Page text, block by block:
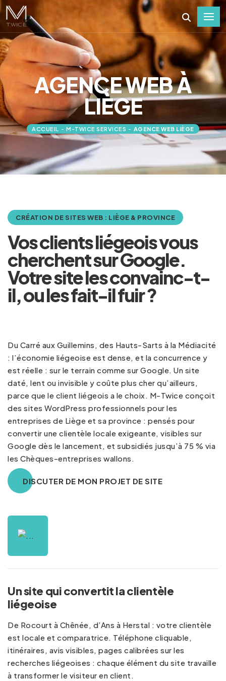
AGENCE WEB À
LIÈGE
ACCUEIL - M-TWICE SERVICES - AGENCE WEB LIÈGE
CRÉATION DE SITES WEB : LIÈGE & PROVINCE
Vos clients liégeois vous
cherchent sur Google.
Votre site les convainc-t-
il, ou les fait-il fuir ?
Du Carré aux Guillemins, des Hauts-Sarts à la Médiacité
: l’économie liégeoise est dense, et la concurrence y
est réelle : sur le terrain comme sur Google. Un site
daté, lent ou invisible y coûte plus cher qu’ailleurs,
parce que le client liégeois a le choix. M-Twice conçoit
des sites WordPress professionnels pour les
entreprises de Liège et sa province : pensés pour
convertir une clientèle locale exigeante, visibles sur
Google dès le lancement, et subsidiés jusqu’à 75 % via
les Chèques-entreprises wallons.
DISCUTER DE MON PROJET DE SITE
Un site qui convertit la clientèle
liégeoise
De Rocourt à Chênée, d’Ans à Herstal : votre clientèle
est locale et comparatrice. Téléphone cliquable,
itinéraires, avis visibles, pages calibrées sur les
recherches liégeoises : chaque élément du site travaille
à transformer le visiteur en client.